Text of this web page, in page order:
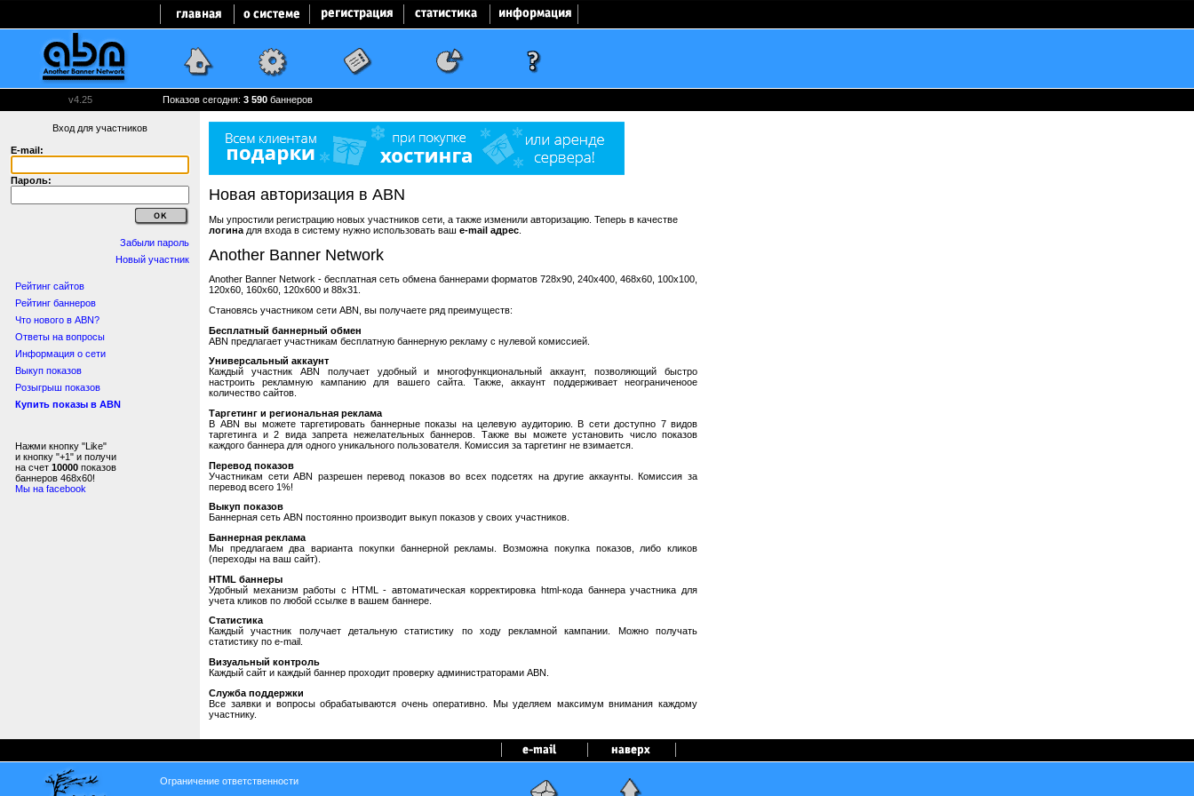
v4.25 Показов сегодня: 3 590 баннеров
Вход для участников
E-mail:
Пароль:
Забыли пароль
Новый участник
Рейтинг сайтов
Рейтинг баннеров
Что нового в ABN?
Ответы на вопросы
Информация о сети
Выкуп показов
Розыгрыш показов
Купить показы в ABN
Нажми кнопку "Like"
и кнопку "+1" и получи
на счет 10000 показов
баннеров 468x60!
Мы на facebook
Новая авторизация в ABN
Мы упростили регистрацию новых участников сети, а также изменили авторизацию. Теперь в качестве
логина для входа в систему нужно использовать ваш e-mail адрес
Another Banner Network
Another Banner Network - бесплатная сеть обмена баннерами форматов 728x90, 240x400, 468x60, 100x100,
120x60, 160x60, 120x600 и 88x31.
Становясь участником сети ABN, вы получаете ряд преимуществ:
Бесплатный баннерный обмен
ABN предлагает участникам бесплатную баннерную рекламу с нулевой комиссией.
Универсальный аккаунт
Каждый участник ABN получает удобный и многофункциональный аккаунт, позволяющий быстро
настроить рекламную кампанию для вашего сайта. Также, аккаунт поддерживает неограниченоое
количество сайтов.
Таргетинг и региональная реклама
В ABN вы можете таргетировать баннерные показы на целевую аудиторию. В сети доступно 7 видов
таргетинга и 2 вида запрета нежелательных баннеров. Также вы можете установить число показов
каждого баннера для одного уникального пользователя. Комиссия за таргетинг не взимается.
Перевод показов
Участникам сети ABN разрешен перевод показов во всех подсетях на другие аккаунты. Комиссия за
перевод всего 1%!
Выкуп показов
Баннерная сеть ABN постоянно производит выкуп показов у своих участников.
Баннерная реклама
Мы предлагаем два варианта покупки баннерной рекламы. Возможна покупка показов, либо кликов
(переходы на ваш сайт).
HTML баннеры
Удобный механизм работы с HTML - автоматическая корректировка html-кода баннера участника для
учета кликов по любой ссылке в вашем баннере.
Статистика
Каждый участник получает детальную статистику по ходу рекламной кампании. Можно получать
статистику по e-mail.
Визуальный контроль
Каждый сайт и каждый баннер проходит проверку администраторами ABN.
Служба поддержки
Все заявки и вопросы обрабатываются очень оперативно. Мы уделяем максимум внимания каждому
участнику.
Ограничение ответственности